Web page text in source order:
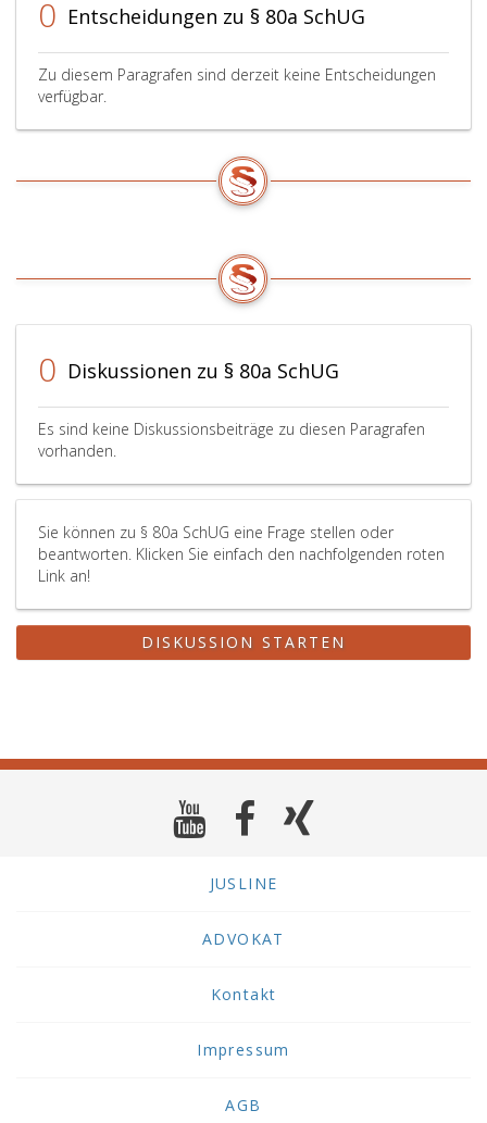
0 Entscheidungen zu § 80a SchUG
Zu diesem Paragrafen sind derzeit keine Entscheidungen
verfügbar.
0 Diskussionen zu § 80a SchUG
Es sind keine Diskussionsbeiträge zu diesen Paragrafen
vorhanden.
Sie können zu § 80a SchUG eine Frage stellen oder
beantworten. Klicken Sie einfach den nachfolgenden roten
Link an!
DISKUSSION STARTEN
JUSLINE
ADVOKAT
Kontakt
Impressum
AGB